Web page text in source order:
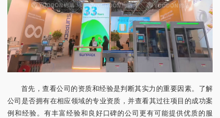
首先，查看公司的资质和经验是判断其实力的重要因素。了解
公司是否拥有在相应领域的专业资质，并查看其过往项目的成功案
例和经验。有丰富经验和良好口碑的公司更有可能提供优质的服